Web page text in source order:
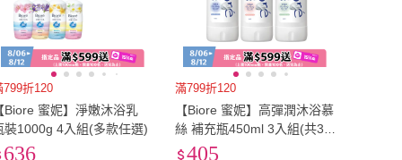
799折120
Biore 蜜妮】淨嫩沐浴乳
裝1000g 4入組(多款任選)
636
滿799折120
【Biore 蜜妮】高彈潤沐浴慕
絲 補充瓶450ml 3入組(共3
款可選)
405